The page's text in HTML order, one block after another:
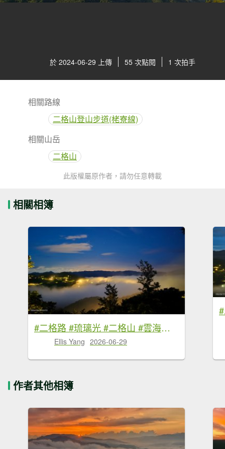
於 2024-06-29 上傳 55 次點閱 1 次拍手
相關路線
二格山登山步道(栳寮線)
相關山岳
二格山
此版權屬原作者，請勿任意轉載
相關相簿
#二格路 #琉璃光 #二格山 #雲海流瀑 #日出 #火燒雲 6/29
Ellis Yang 2026-06-29
作者其他相簿